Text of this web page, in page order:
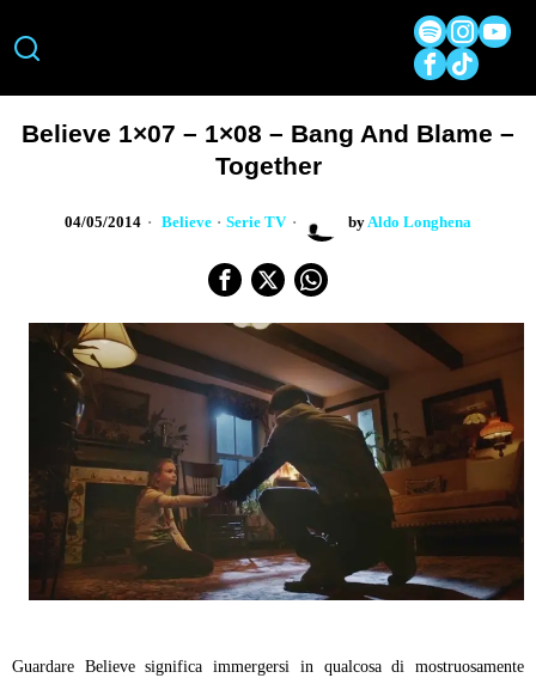
Believe 1×07 – 1×08 – Bang And Blame –
Together
04/05/2014 Believe · Serie TV by Aldo Longhena
Guardare Believe significa immergersi in qualcosa di mostruosamente